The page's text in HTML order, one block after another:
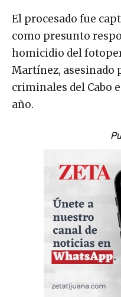
El procesado fue
como presunto
homicidio del
Martínez, asesinado
criminales del Cabo
año.